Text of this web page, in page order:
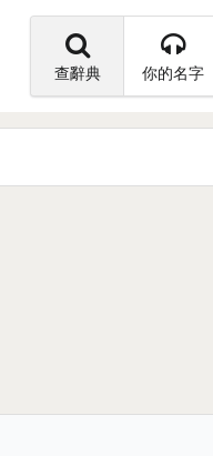
查辭典 你的名字